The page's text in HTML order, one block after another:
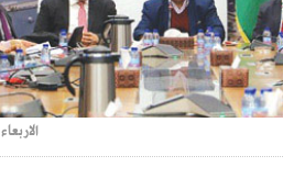
الاربعاء 01 ابريل 2026